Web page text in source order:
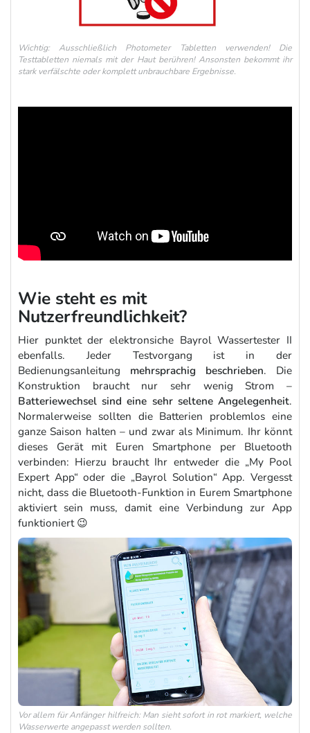
Wichtig: Ausschließlich Photometer Tabletten verwenden! Die
Testtabletten niemals mit der Haut berühren! Ansonsten bekommt ihr
stark verfälschte oder komplett unbrauchbare Ergebnisse.
Wie steht es mit
Nutzerfreundlichkeit?
Hier punktet der elektronsiche Bayrol Wassertester II
ebenfalls. Jeder Testvorgang ist in der
Bedienungsanleitung mehrsprachig beschrieben. Die
Konstruktion braucht nur sehr wenig Strom –
Batteriewechsel sind eine sehr seltene Angelegenheit.
Normalerweise sollten die Batterien problemlos eine
ganze Saison halten – und zwar als Minimum. Ihr könnt
dieses Gerät mit Euren Smartphone per Bluetooth
verbinden: Hierzu braucht Ihr entweder die „My Pool
Expert App“ oder die „Bayrol Solution“ App. Vergesst
nicht, dass die Bluetooth-Funktion in Eurem Smartphone
aktiviert sein muss, damit eine Verbindung zur App
funktioniert 😉
Vor allem für Anfänger hilfreich: Man sieht sofort in rot markiert, welche
Wasserwerte angepasst werden sollten.